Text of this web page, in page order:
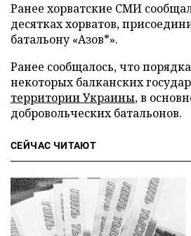
Ранее хорватские СМИ
десятках хорватов,
батальону «Азов*».
Ранее сообщалось, что
некоторых балканских
территории Украины, в
добровольческих батальонов.
СЕЙЧАС ЧИТАЮТ